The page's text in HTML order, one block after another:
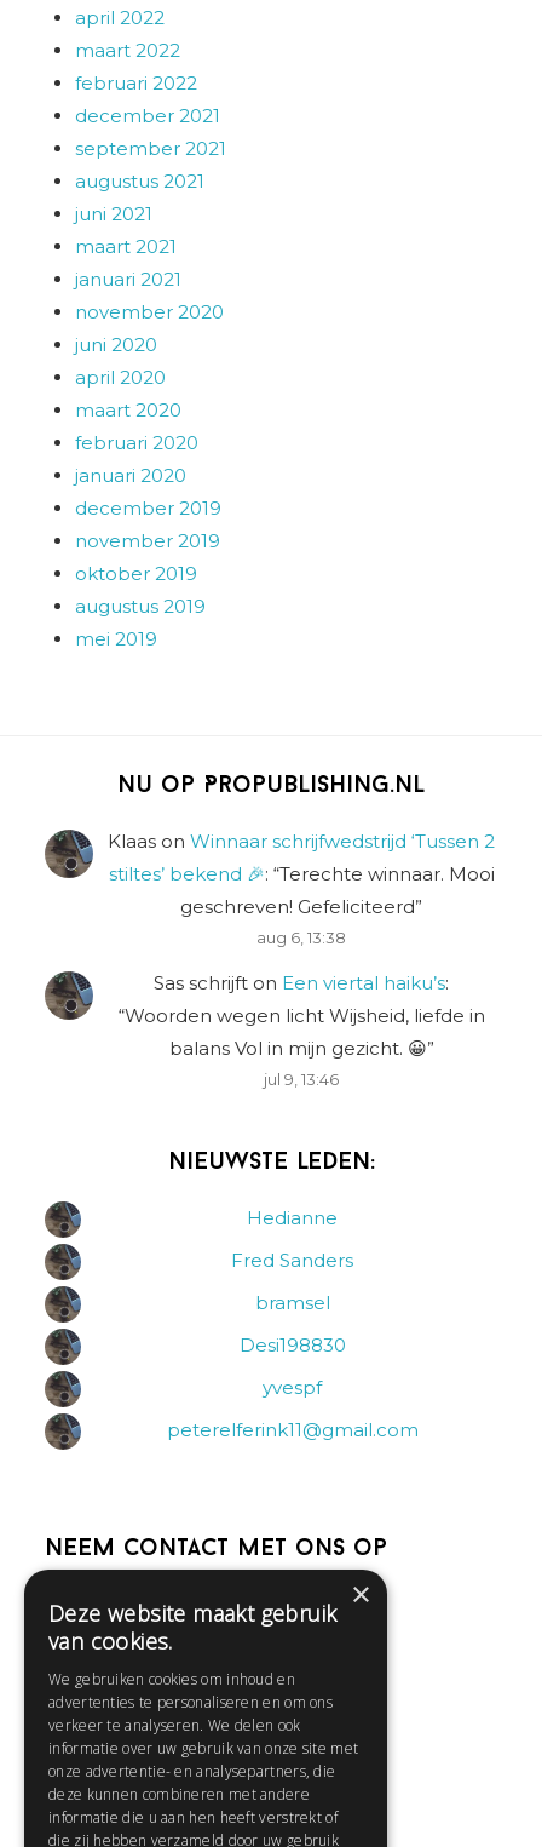
april 2022
maart 2022
februari 2022
december 2021
september 2021
augustus 2021
juni 2021
maart 2021
januari 2021
november 2020
juni 2020
april 2020
maart 2020
februari 2020
januari 2020
december 2019
november 2019
oktober 2019
augustus 2019
mei 2019
Nu op Propublishing.nl
Klaas on Winnaar schrijfwedstrijd ‘Tussen 2
stiltes’ bekend 🎉: “Terechte winnaar. Mooi
geschreven! Gefeliciteerd”
aug 6, 13:38
Sas schrijft on Een viertal haiku’s:
“Woorden wegen licht Wijsheid, liefde in
balans Vol in mijn gezicht. 😀”
jul 9, 13:46
Nieuwste leden:
Hedianne
Fred Sanders
bramsel
Desi198830
yvespf
peterelferink11@gmail.com
Neem contact met ons op
Help
Contact
Huisregels
Snel naar:
×
Deze website maakt gebruik
van cookies.
We gebruiken cookies om inhoud en
advertenties te personaliseren en om ons
verkeer te analyseren. We delen ook
informatie over uw gebruik van onze site met
onze advertentie- en analysepartners, die
deze kunnen combineren met andere
informatie die u aan hen heeft verstrekt of
die zij hebben verzameld door uw gebruik